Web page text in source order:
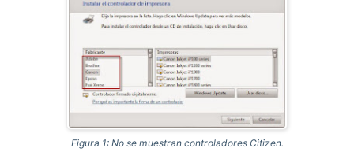
Figura 1: No se muestran controladores Citizen.